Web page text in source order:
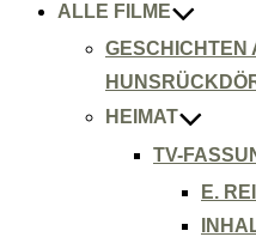
ALLE FILME
GESCHICHTEN
HEIMAT
TV-
E.